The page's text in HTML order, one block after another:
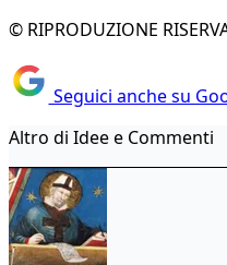
© RIPRODUZIONE
Seguici anche su
Altro di Idee e Commenti